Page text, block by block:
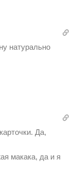
натурально
Да,
макака, да и я